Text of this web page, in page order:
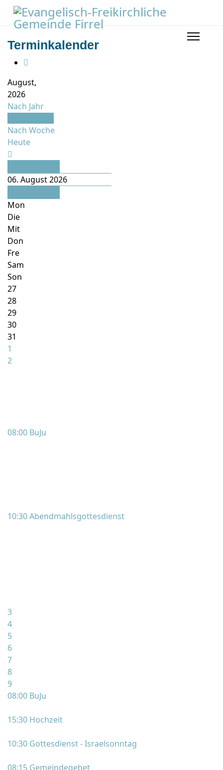
Terminkalender
August,
2026
Nach Jahr
Nach Woche
Heute
06. August 2026
Mon
Die
Mit
Don
Fre
Sam
Son
27
28
29
30
31
1
2
08:00 BuJu
10:30 Abendmahlsgottesdienst
3
4
5
6
7
8
9
08:00 BuJu
15:30 Hochzeit
10:30 Gottesdienst - Israelsonntag
08:15 Gemeindegebet